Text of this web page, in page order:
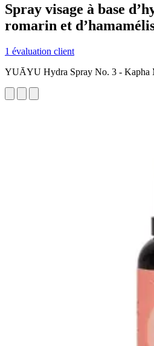
Spray visage à base
romarin et
1 évaluation client
YUĀYU Hydra Spray No. 3 - Kapha